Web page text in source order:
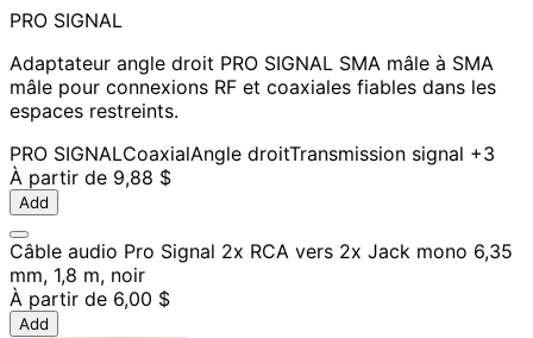
PRO SIGNAL
Adaptateur angle droit PRO SIGNAL SMA mâle à SMA
mâle pour connexions RF et coaxiales fiables dans les
espaces restreints.
PRO SIGNALCoaxialAngle droitTransmission signal +3
À partir de 9,88 $
Add
Câble audio Pro Signal 2x RCA vers 2x Jack mono 6,35
mm, 1,8 m, noir
À partir de 6,00 $
Add